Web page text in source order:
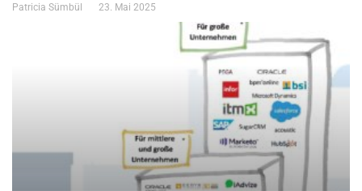
Patricia Sümbül 23. Mai 2025